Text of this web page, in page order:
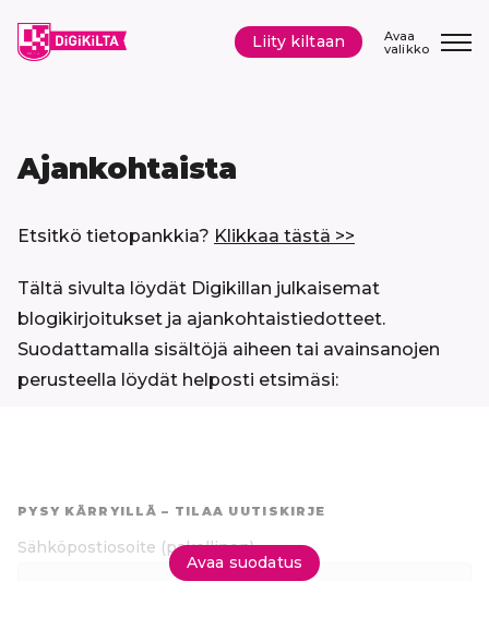
sisältöön
Avaa
valikko
Liity kiltaan
Ajankohtaista
Etsitkö tietopankkia? Klikkaa tästä >>
Tältä sivulta löydät Digikillan julkaisemat
blogikirjoitukset ja ajankohtaistiedotteet.
Suodattamalla sisältöjä aiheen tai avainsanojen
perusteella löydät helposti etsimäsi:
PYSY KÄRRYILLÄ – TILAA UUTISKIRJE
Sähköpostiosoite (pakollinen)
Avaa suodatus